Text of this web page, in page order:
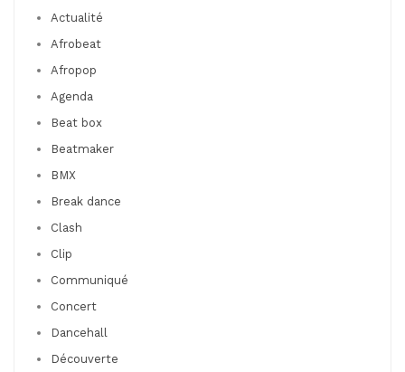
Actualité
Afrobeat
Afropop
Agenda
Beat box
Beatmaker
BMX
Break dance
Clash
Clip
Communiqué
Concert
Dancehall
Découverte